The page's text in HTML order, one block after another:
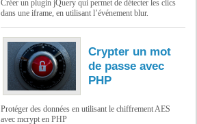
Créer un plugin jQuery qui permet de détecter les clics
dans une iframe, en utilisant l’événement blur.
Crypter un mot
de passe avec
PHP
Protéger des données en utilisant le chiffrement AES
avec mcrypt en PHP